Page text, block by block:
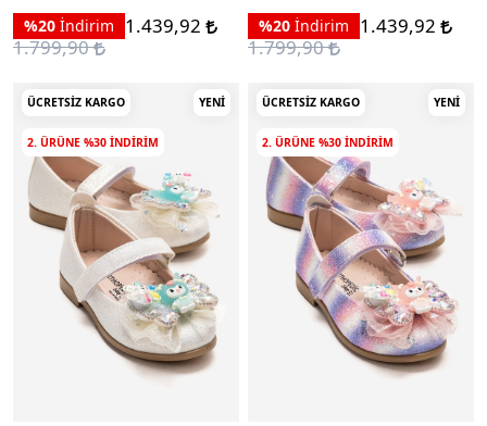
%20 İndirim
1.439,92
1.799,90
%20 İndirim
1.439,92
1.799,90
ÜCRETSIZ KARGO YENI
2. ÜRÜNE %30 INDIRIM
ÜCRETSIZ KARGO YENI
2. ÜRÜNE %30 INDIRIM